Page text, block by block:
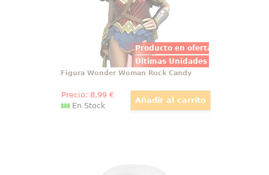
Producto en oferta
Últimas Unidades
Figura Wonder Woman Rock Candy
Precio: 8,99€
En Stock